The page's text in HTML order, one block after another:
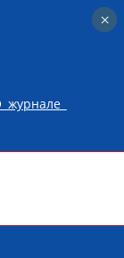
журнале
×
×